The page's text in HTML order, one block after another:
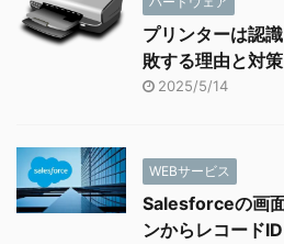
プリンターは認
敗する理由と対策
2025/5/14
WEBサービス
Salesforceの画
ンからレコード